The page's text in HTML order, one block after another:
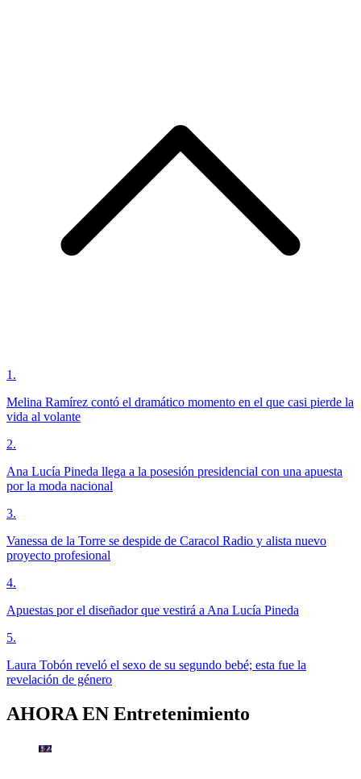
1 .
Melina Ramírez contó el dramático momento en el que casi pierde la
vida al volante
2.
Ana Lucía Pineda llega a la posesión presidencial con una apuesta
por la moda nacional
3.
Vanessa de la Torre se despide de Caracol Radio y alista nuevo
proyecto profesional
4.
Apuestas por el diseñador que vestirá a Ana Lucía Pineda
5.
Laura Tobón reveló el sexo de su segundo bebé; esta fue la
revelación de género
AHORA EN Entretenimiento